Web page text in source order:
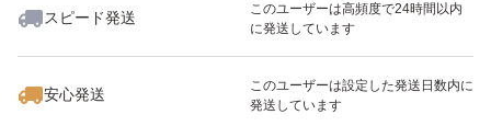
スピード発送
このユーザーは高頻度で24時間以内
に発送しています
安心発送
このユーザーは設定した発送日数内に
発送しています
いいね！
1,699